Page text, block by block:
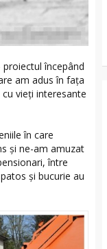
începând
am adus în faţa
vieţi interesante
în care
şi ne-am amuzat
între
şi bucurie au